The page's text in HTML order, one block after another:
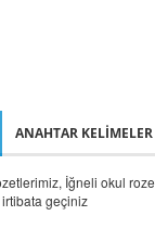
ANAHTAR KELIMELER
İğneli okul
geçiniz